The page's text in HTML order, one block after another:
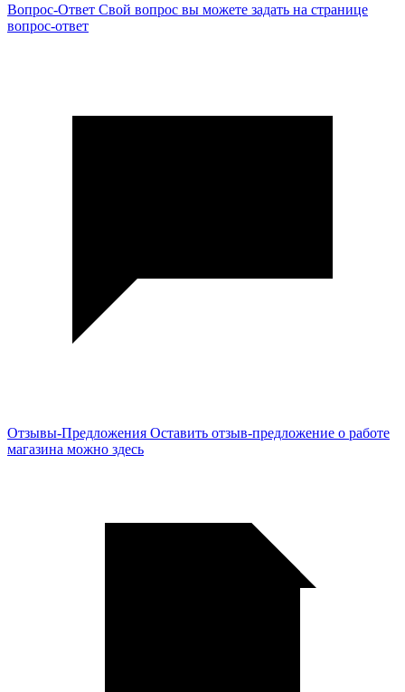
Вопрос-Ответ Свой вопрос вы можете задать на странице
вопрос-ответ
Отзывы-Предложения Оставить отзыв-предложение о работе
магазина можно здесь